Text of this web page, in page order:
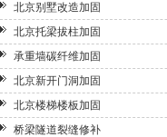
北京别墅改造加固
北京托梁拔柱加固
承重墙碳纤维加固
北京新开门洞加固
北京楼梯楼板加固
桥梁隧道裂缝修补